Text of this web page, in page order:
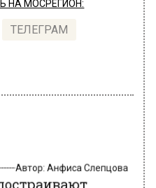
НА МОСРЕГИОН:
ТЕЛЕГРАМ
Калма для